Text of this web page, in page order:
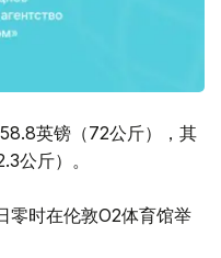
英镑（72公斤），其
公斤）。
零时在伦敦O2体育馆举